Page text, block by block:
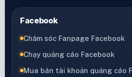
Facebook
Chăm sóc Fanpage Facebook
Chạy quảng cáo Facebook
Mua bán tài khoản quảng cáo